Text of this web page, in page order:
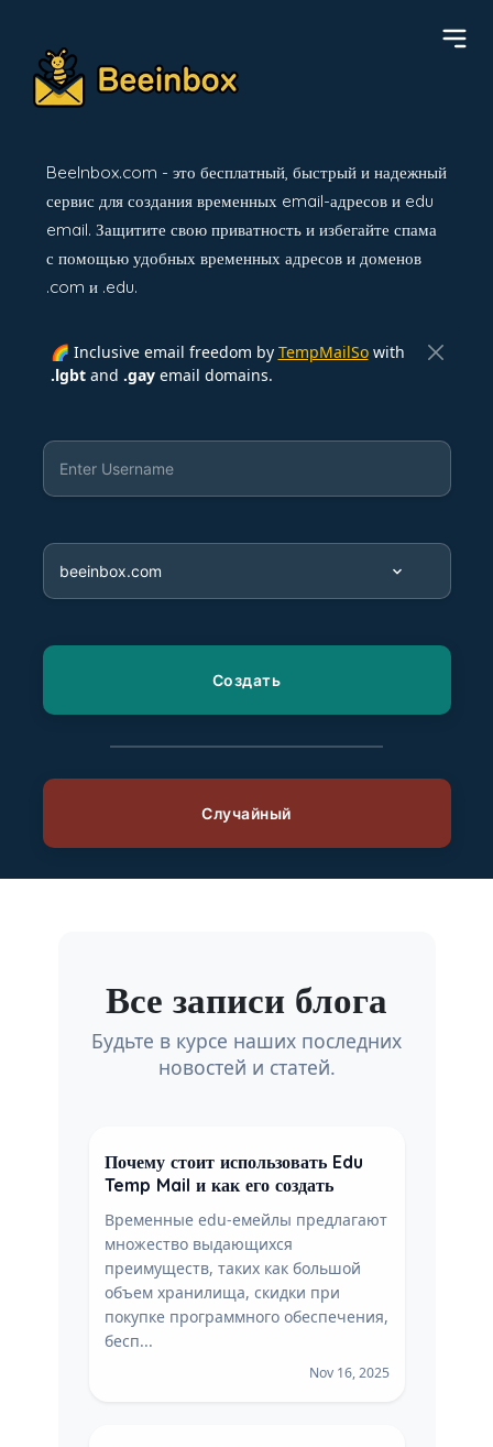
BeeInbox.com - это бесплатный, быстрый и надежный
сервис для создания временных email-адресов и edu
email. Защитите свою приватность и избегайте спама
с помощью удобных временных адресов и доменов
.com и .edu.
🌈 Inclusive email freedom by TempMailSowith
.lgbtand .gayemail domains.
Все записи блога
Будьте в курсе наших последних
новостей и статей.
Почему стоит использовать Edu
Temp Mail и как его создать
Временные edu-емейлы предлагают
множество выдающихся
преимуществ, таких как большой
объем хранилища, скидки при
покупке программного обеспечения,
бесп...
Nov 16, 2025